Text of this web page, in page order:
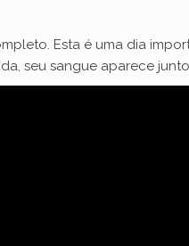
Esta é uma dia
seu sangue aparece